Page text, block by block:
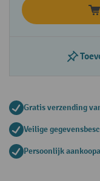
Gratis verzending
Veilige
Persoonlijk